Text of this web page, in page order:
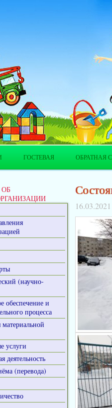
ГОСТЕВАЯ ОБРАТНАЯ
(научно-
обеспечение и
процесса
услуги
деятельность
(перевода)
16.03.2021